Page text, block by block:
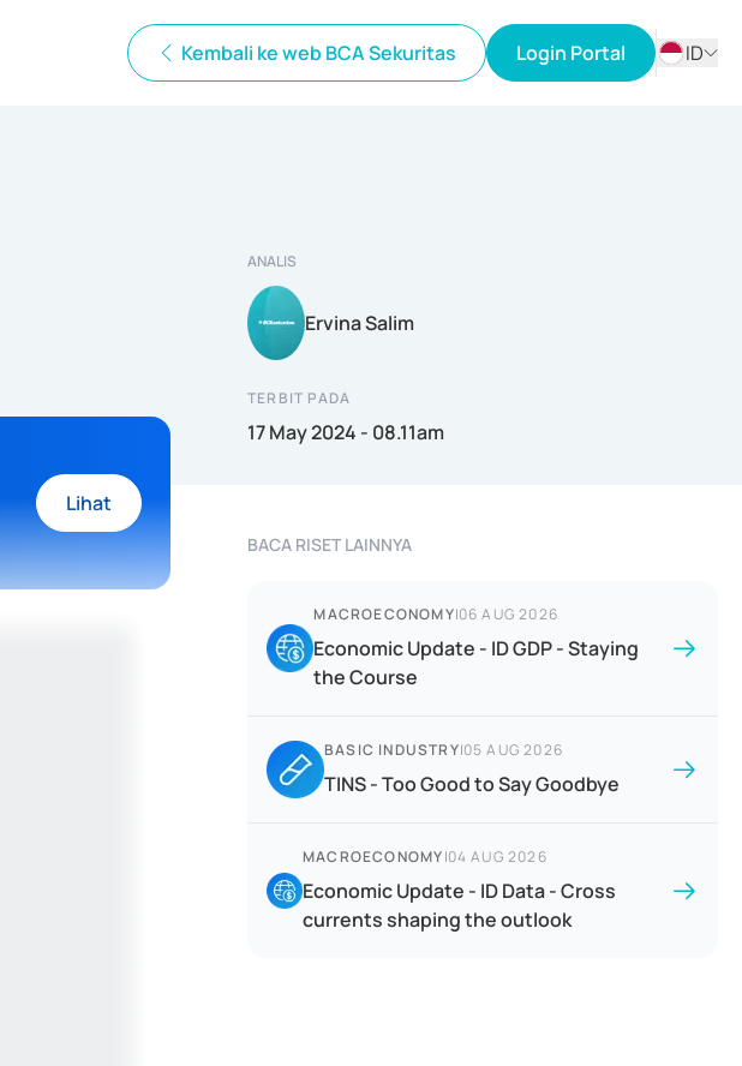
Kembali ke web BCA Sekuritas Login Portal
ID
Lihat
ANALIS
Ervina Salim
TERBIT PADA
17 May 2024 - 08.11am
BACA RISET LAINNYA
MACROECONOMY|06 AUG 2026
Economic Update - ID GDP - Staying
the Course
BASIC INDUSTRY|05 AUG 2026
TINS - Too Good to Say Goodbye
MACROECONOMY|04 AUG 2026
Economic Update - ID Data - Cross
currents shaping the outlook